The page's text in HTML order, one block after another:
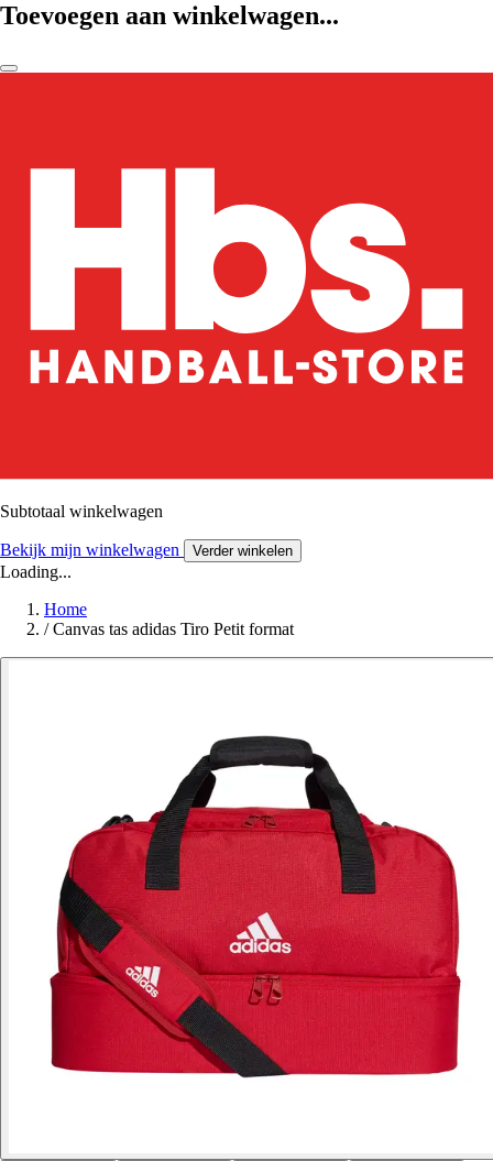
Toevoegen aan winkelwagen...
Subtotaal winkelwagen
Bekijk mijn winkelwagen Verder winkelen
Loading...
Home
/ Canvas tas adidas Tiro Petit format